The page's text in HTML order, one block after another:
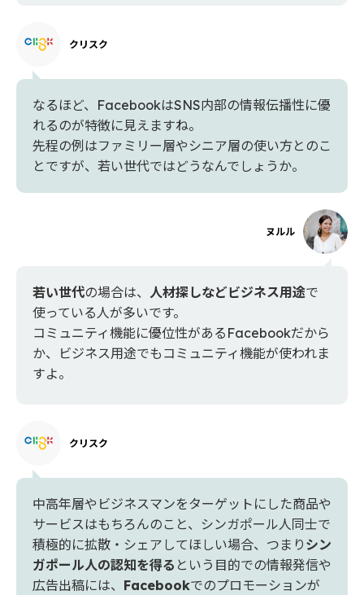
クリスク
なるほど、FacebookはSNS内部の情報伝播性に優
れるのが特徴に見えますね。
先程の例はファミリー層やシニア層の使い方とのこ
とですが、若い世代ではどうなんでしょうか。
ヌルル
若い世代の場合は、 人材探しなどビジネス用途で
使っている人が多いです。
コミュニティ機能に優位性があるFacebookだから
か、ビジネス用途でもコミュニティ機能が使われま
すよ。
クリスク
中高年層やビジネスマンをターゲットにした商品や
サービスはもちろんのこと、シンガポール人同士で
積極的に拡散・シェアしてほしい場合、つまり シン
ガポール人の認知を得る という目的での情報発信や
広告出稿には、 Facebookでのプロモーションが